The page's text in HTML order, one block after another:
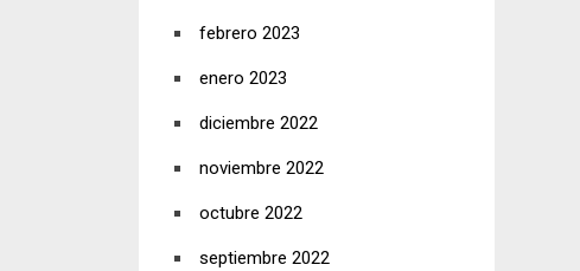
febrero 2023
enero 2023
diciembre 2022
noviembre 2022
octubre 2022
septiembre 2022